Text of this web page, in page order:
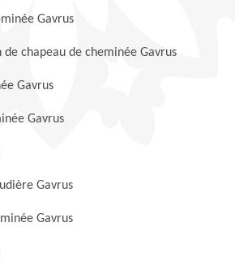
Gavrus
de chapeau de cheminée Gavrus
Gavrus
Gavrus
Gavrus
Gavrus